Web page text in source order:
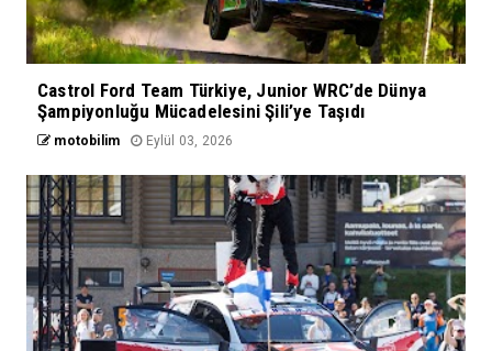
Castrol Ford Team Türkiye, Junior WRC’de Dünya
Şampiyonluğu Mücadelesini Şili’ye Taşıdı
motobilim Eylül 03, 2026